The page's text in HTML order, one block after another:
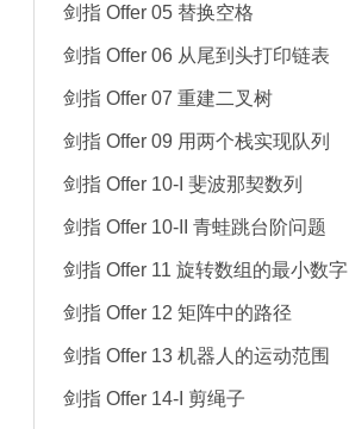
剑指 Offer 05 替换空格
剑指 Offer 06 从尾到头打印链表
剑指 Offer 07 重建二叉树
剑指 Offer 09 用两个栈实现队列
剑指 Offer 10-I 斐波那契数列
剑指 Offer 10-II 青蛙跳台阶问题
剑指 Offer 11 旋转数组的最小数字
剑指 Offer 12 矩阵中的路径
剑指 Offer 13 机器人的运动范围
剑指 Offer 14-I 剪绳子